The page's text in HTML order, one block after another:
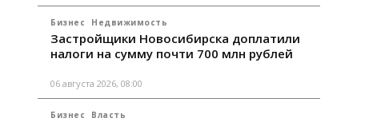
Бизнес Недвижимость
Застройщики Новосибирска доплатили
налоги на сумму почти 700 млн рублей
06 августа 2026, 08:00
Бизнес Власть